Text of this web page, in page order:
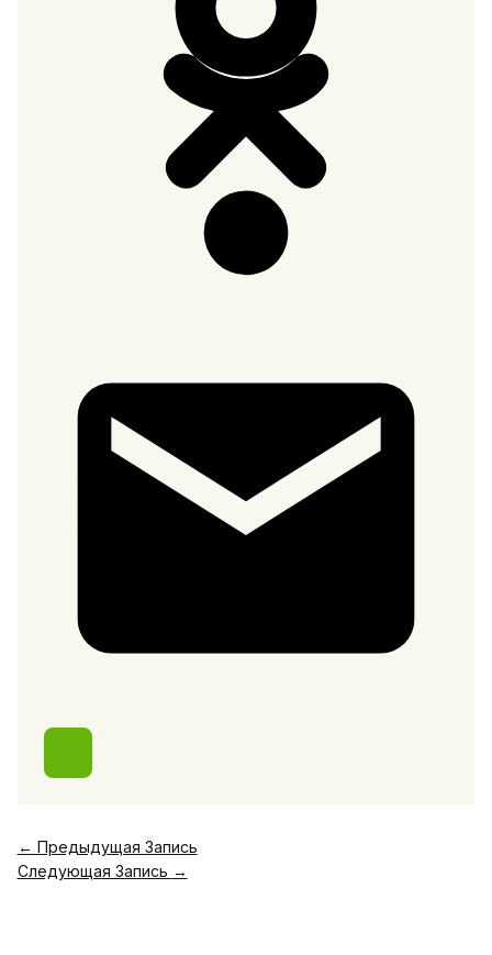
← Предыдущая Запись
Следующая Запись →